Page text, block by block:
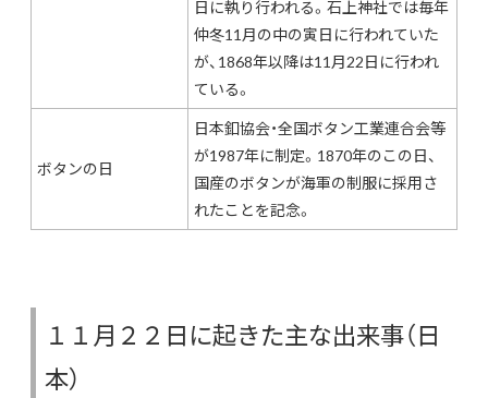
日に執り行われる。石上神社では毎年
仲冬11月の中の寅日に行われていた
が、1868年以降は11月22日に行われ
ている。
ボタンの日
日本釦協会・全国ボタン工業連合会等
が1987年に制定。1870年のこの日、
国産のボタンが海軍の制服に採用さ
れたことを記念。
１１月２２日に起きた主な出来事（日
本）